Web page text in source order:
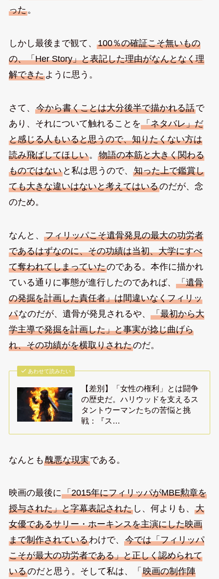
った。
しかし最後まで観て、 100％の確証こそ無いもの
の、「Her Story」と表記した理由がなんとなく理
解できたように思う。
さて、 今から書くことは大分後半で描かれる話で
あり、それについて触れることを「ネタバレ」だ
と感じる人もいると思うので、知りたくない方は
読み飛ばしてほしい。 物語の本筋と大きく関わる
ものではないと私は思うので、 知った上で鑑賞し
ても大きな違いはないと考えてはいるのだが、念
のため。
なんと、 フィリッパこそ遺骨発見の最大の功労者
であるはずなのに、その功績は当初、大学にすべ
て奪われてしまっていたのである。本作に描かれ
ている通りに事態が進行したのであれば、 「遺骨
の発掘を計画した責任者」は間違いなくフィリッ
パなのだが、遺骨が発見されるや、 「最初から大
学主導で発掘を計画した」と事実が捻じ曲げら
れ、その功績がを横取りされたのだ。
あわせて読みたい
【差別】「女性の権利」とは闘争
の歴史だ。ハリウッドを支えるス
タントウーマンたちの苦悩と挑
戦：『ス…
なんとも醜悪な現実である。
映画の最後に「2015年にフィリッパがMBE勲章を
授与された」と字幕表記されたし、何よりも、 大
女優であるサリー・ホーキンスを主演にした映画
まで制作されているわけで、 今では「フィリッパ
こそが最大の功労者である」と正しく認められて
いるのだと思う。そして私は、「 映画の制作陣